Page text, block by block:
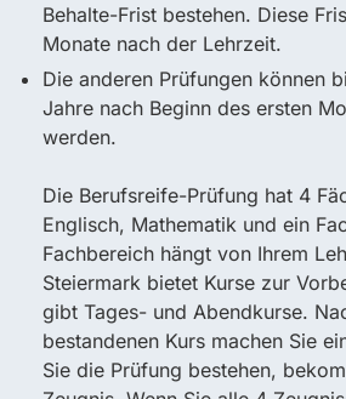
Behalte-Frist bestehen. Diese
Monate nach der Lehrzeit.
Die anderen Prüfungen können
Jahre nach Beginn des ersten
werden.
Die Berufsreife-Prüfung hat 4
Englisch, Mathematik und ein
Fachbereich hängt von Ihrem
Steiermark bietet Kurse zur
gibt Tages- und Abendkurse.
bestandenen Kurs machen Sie
Sie die Prüfung bestehen,